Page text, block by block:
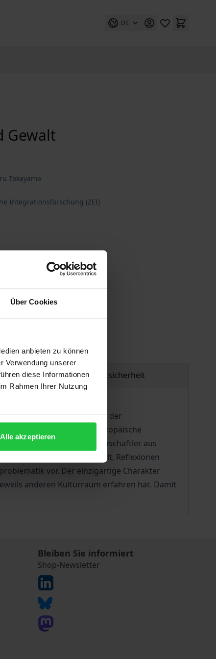
Über Cookies
anbieten zu können
Verwendung unserer
diese Informationen
Rahmen Ihrer Nutzung
Alle akzeptieren
DE
Gewalt
Takayama
Integrationsforschung (ZEI)
Produktsicherheit
von den geistigen Folgen der
den das Zentrum für Europäische
Geisteswissenschaftler aus
aus der arabischen Welt, Reflexionen
vor. Der einzigartige Charakter
anderen Kulturraum erfahren hat. Damit
Bleiben Sie informiert
Shop-Newsletter